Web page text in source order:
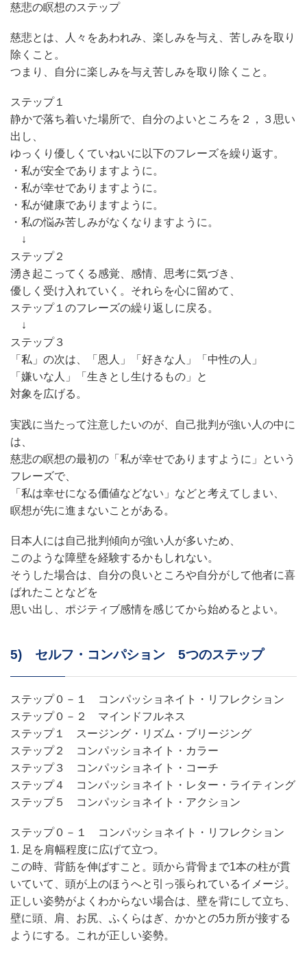
慈悲の瞑想のステップ
慈悲とは、人々をあわれみ、楽しみを与え、苦しみを取り
除くこと。
つまり、自分に楽しみを与え苦しみを取り除くこと。
ステップ１
静かで落ち着いた場所で、自分のよいところを２，３思い
出し、
ゆっくり優しくていねいに以下のフレーズを繰り返す。
・私が安全でありますように。
・私が幸せでありますように。
・私が健康でありますように。
・私の悩み苦しみがなくなりますように。
↓
ステップ２
湧き起こってくる感覚、感情、思考に気づき、
優しく受け入れていく。それらを心に留めて、
ステップ１のフレーズの繰り返しに戻る。
↓
ステップ３
「私」の次は、「恩人」「好きな人」「中性の人」
「嫌いな人」「生きとし生けるもの」と
対象を広げる。
実践に当たって注意したいのが、自己批判が強い人の中に
は、
慈悲の瞑想の最初の「私が幸せでありますように」という
フレーズで、
「私は幸せになる価値などない」などと考えてしまい、
瞑想が先に進まないことがある。
日本人には自己批判傾向が強い人が多いため、
このような障壁を経験するかもしれない。
そうした場合は、自分の良いところや自分がして他者に喜
ばれたことなどを
思い出し、ポジティブ感情を感じてから始めるとよい。
5) セルフ・コンパション 5つのステップ
ステップ０－１ コンパッショネイト・リフレクション
ステップ０－２ マインドフルネス
ステップ１ スージング・リズム・ブリージング
ステップ２ コンパッショネイト・カラー
ステップ３ コンパッショネイト・コーチ
ステップ４ コンパッショネイト・レター・ライティング
ステップ５ コンパッショネイト・アクション
ステップ０－１ コンパッショネイト・リフレクション
1. 足を肩幅程度に広げて立つ。
この時、背筋を伸ばすこと。頭から背骨まで1本の柱が貫
いていて、頭が上のほうへと引っ張られているイメージ。
正しい姿勢がよくわからない場合は、壁を背にして立ち、
壁に頭、肩、お尻、ふくらはぎ、かかとの5カ所が接する
ようにする。これが正しい姿勢。